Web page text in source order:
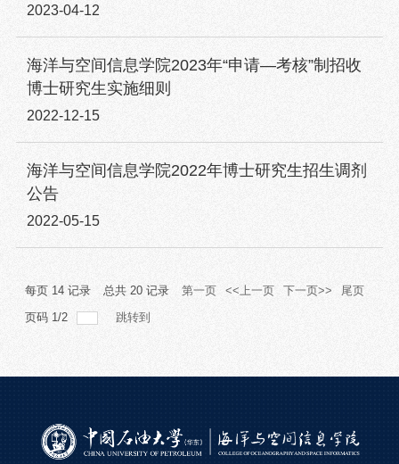
2023-04-12
海洋与空间信息学院2023年“申请—考核”制招收
博士研究生实施细则
2022-12-15
海洋与空间信息学院2022年博士研究生招生调剂
公告
2022-05-15
每页 14记录 总共 20记录 第一页 <<上一页 下一页>>
尾页
页码 1/2 跳转到